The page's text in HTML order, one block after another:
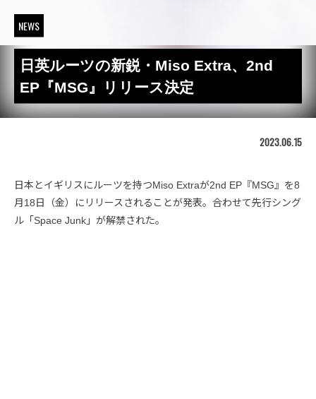
NEWS
日英ルーツの新鋭・Miso Extra、2nd
EP『MSG』リリース決定
2023.06.15
日本とイギリスにルーツを持つMiso Extraが2nd EP『MSG』を8
月18日（金）にリリースされることが発表。合わせて先行シング
ル「Space Junk」が解禁された。